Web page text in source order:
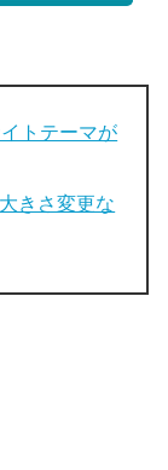
トテーマが
きさ変更な